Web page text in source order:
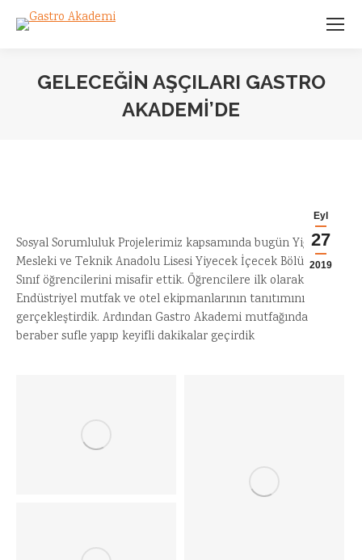
GELECEĞİN AŞÇILARI GASTRO
AKADEMİ’DE
Eyl
27
2019
Sosyal Sorumluluk Projelerimiz kapsamında bugün Yiğitler
Mesleki ve Teknik Anadolu Lisesi Yiyecek İçecek Bölümü 10.
Sınıf öğrencilerini misafir ettik. Öğrencilere ilk olarak
Endüstriyel mutfak ve otel ekipmanlarının tanıtımını
gerçekleştirdik. Ardından Gastro Akademi mutfağında
beraber sufle yapıp keyifli dakikalar geçirdik